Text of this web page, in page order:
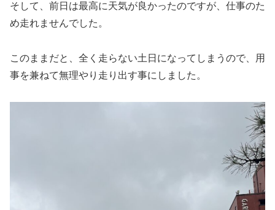
そして、前日は最高に天気が良かったのですが、仕事のた
め走れませんでした。
このままだと、全く走らない土日になってしまうので、用
事を兼ねて無理やり走り出す事にしました。